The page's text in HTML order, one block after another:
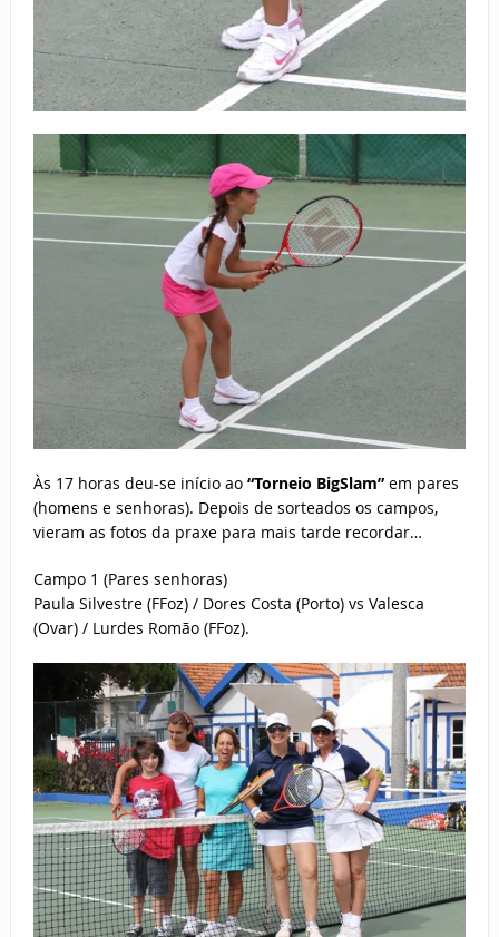
Às 17 horas deu-se início ao “Torneio BigSlam”em pares
(homens e senhoras). Depois de sorteados os campos,
vieram as fotos da praxe para mais tarde recordar…
Campo 1 (Pares senhoras)
Paula Silvestre (FFoz) / Dores Costa (Porto) vs Valesca
(Ovar) / Lurdes Romão (FFoz).